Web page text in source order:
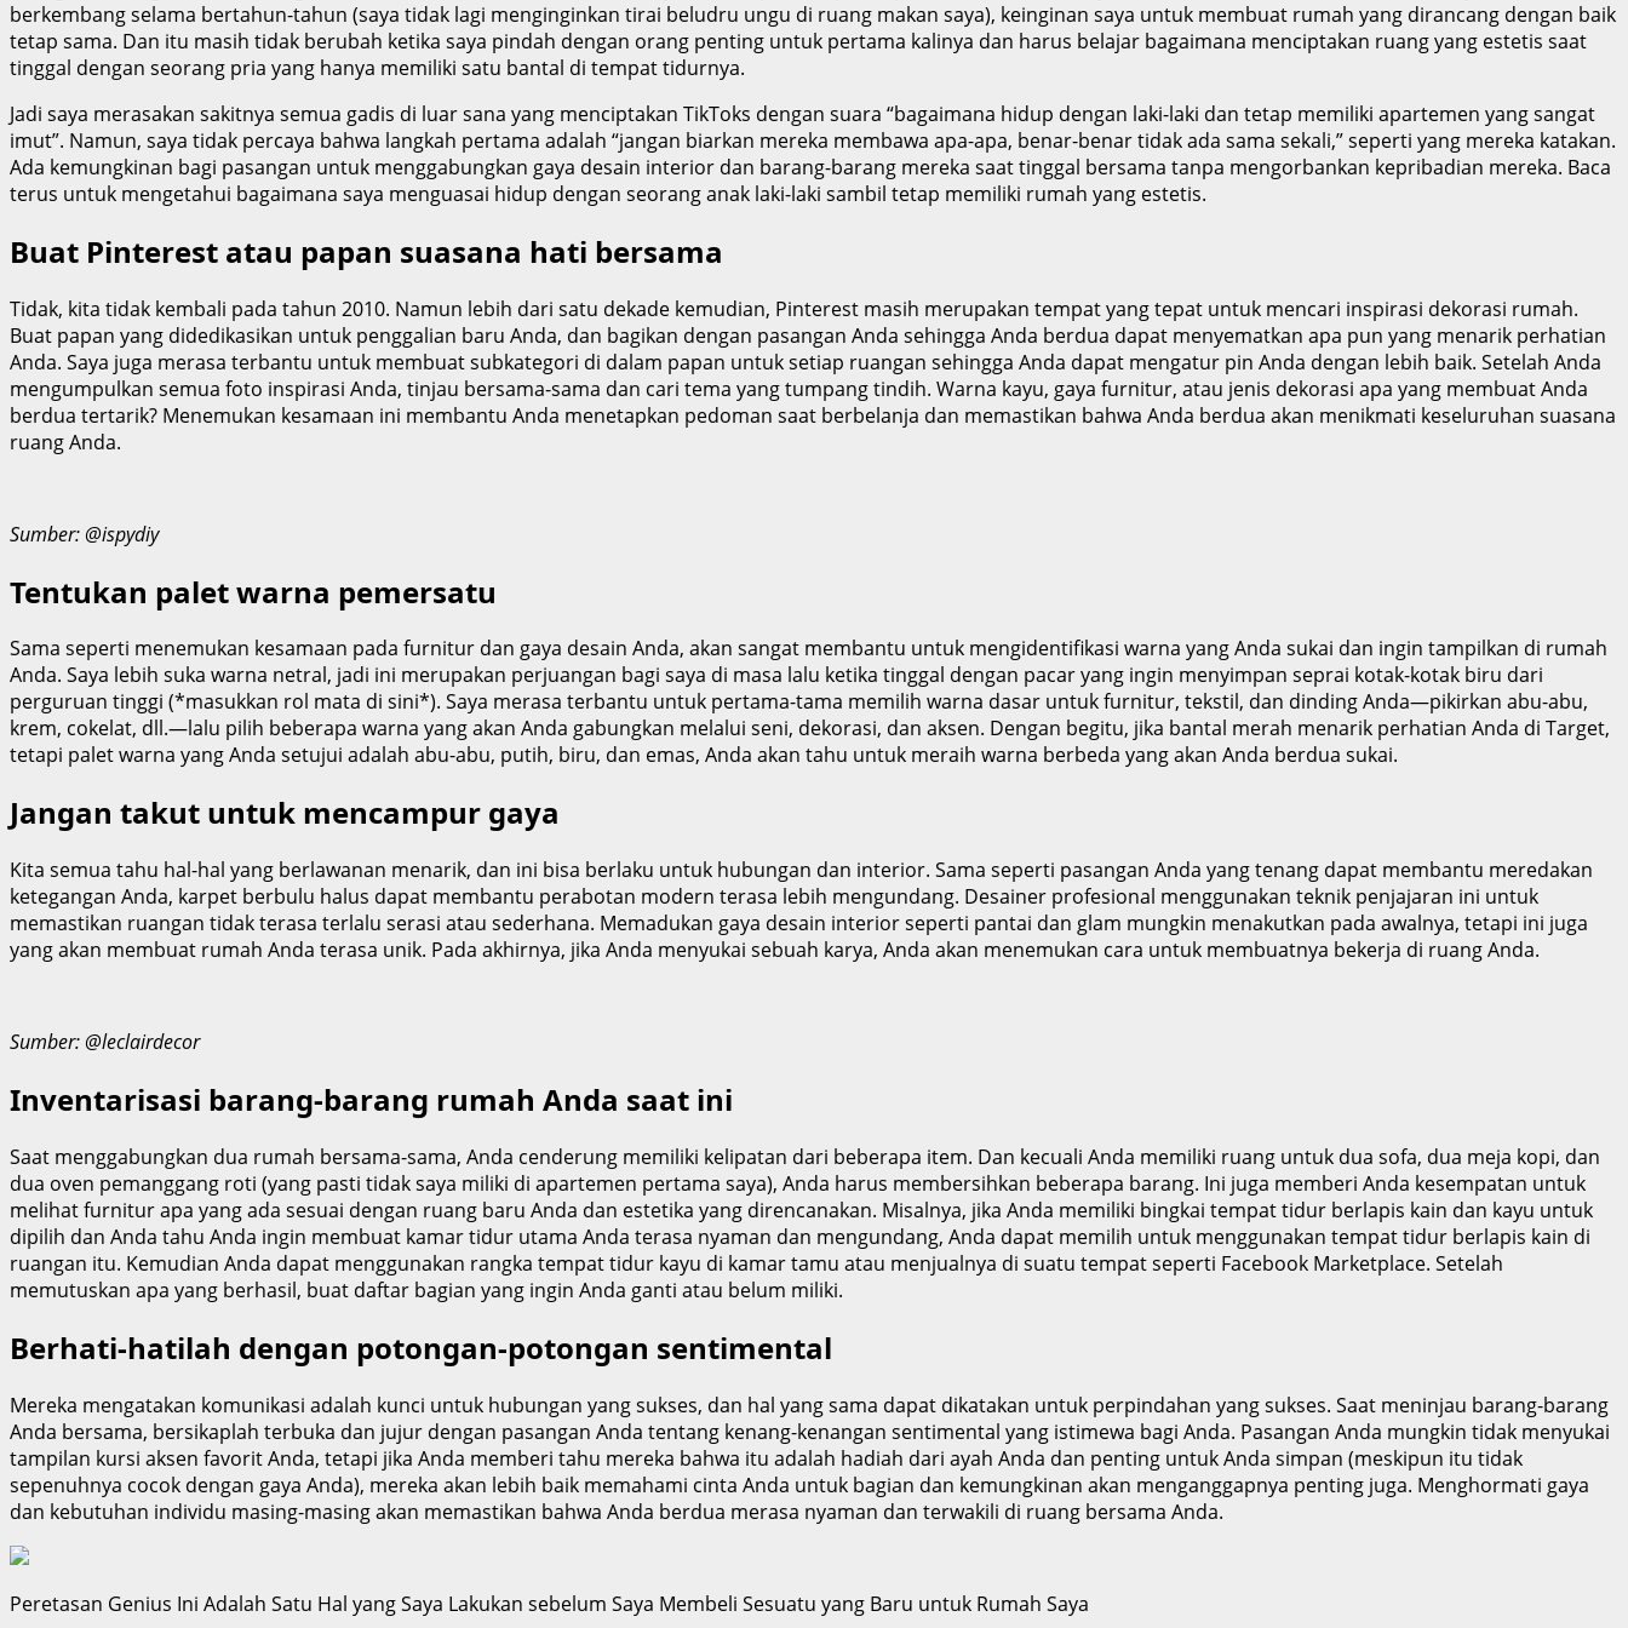
berkembang selama bertahun-tahun (saya tidak lagi menginginkan tirai beludru ungu di ruang makan saya), keinginan saya untuk membuat rumah yang dirancang dengan baik
tetap sama. Dan itu masih tidak berubah ketika saya pindah dengan orang penting untuk pertama kalinya dan harus belajar bagaimana menciptakan ruang yang estetis saat
tinggal dengan seorang pria yang hanya memiliki satu bantal di tempat tidurnya.
Jadi saya merasakan sakitnya semua gadis di luar sana yang menciptakan TikToks dengan suara “bagaimana hidup dengan laki-laki dan tetap memiliki apartemen yang sangat
imut”. Namun, saya tidak percaya bahwa langkah pertama adalah “jangan biarkan mereka membawa apa-apa, benar-benar tidak ada sama sekali,” seperti yang mereka katakan.
Ada kemungkinan bagi pasangan untuk menggabungkan gaya desain interior dan barang-barang mereka saat tinggal bersama tanpa mengorbankan kepribadian mereka. Baca
terus untuk mengetahui bagaimana saya menguasai hidup dengan seorang anak laki-laki sambil tetap memiliki rumah yang estetis.
Buat Pinterest atau papan suasana hati bersama
Tidak, kita tidak kembali pada tahun 2010. Namun lebih dari satu dekade kemudian, Pinterest masih merupakan tempat yang tepat untuk mencari inspirasi dekorasi rumah.
Buat papan yang didedikasikan untuk penggalian baru Anda, dan bagikan dengan pasangan Anda sehingga Anda berdua dapat menyematkan apa pun yang menarik perhatian
Anda. Saya juga merasa terbantu untuk membuat subkategori di dalam papan untuk setiap ruangan sehingga Anda dapat mengatur pin Anda dengan lebih baik. Setelah Anda
mengumpulkan semua foto inspirasi Anda, tinjau bersama-sama dan cari tema yang tumpang tindih. Warna kayu, gaya furnitur, atau jenis dekorasi apa yang membuat Anda
berdua tertarik? Menemukan kesamaan ini membantu Anda menetapkan pedoman saat berbelanja dan memastikan bahwa Anda berdua akan menikmati keseluruhan suasana
ruang Anda.
Sumber: @ispydiy
Tentukan palet warna pemersatu
Sama seperti menemukan kesamaan pada furnitur dan gaya desain Anda, akan sangat membantu untuk mengidentifikasi warna yang Anda sukai dan ingin tampilkan di rumah
Anda. Saya lebih suka warna netral, jadi ini merupakan perjuangan bagi saya di masa lalu ketika tinggal dengan pacar yang ingin menyimpan seprai kotak-kotak biru dari
perguruan tinggi (*masukkan rol mata di sini*). Saya merasa terbantu untuk pertama-tama memilih warna dasar untuk furnitur, tekstil, dan dinding Anda—pikirkan abu-abu,
krem, cokelat, dll.—lalu pilih beberapa warna yang akan Anda gabungkan melalui seni, dekorasi, dan aksen. Dengan begitu, jika bantal merah menarik perhatian Anda di Target,
tetapi palet warna yang Anda setujui adalah abu-abu, putih, biru, dan emas, Anda akan tahu untuk meraih warna berbeda yang akan Anda berdua sukai.
Jangan takut untuk mencampur gaya
Kita semua tahu hal-hal yang berlawanan menarik, dan ini bisa berlaku untuk hubungan dan interior. Sama seperti pasangan Anda yang tenang dapat membantu meredakan
ketegangan Anda, karpet berbulu halus dapat membantu perabotan modern terasa lebih mengundang. Desainer profesional menggunakan teknik penjajaran ini untuk
memastikan ruangan tidak terasa terlalu serasi atau sederhana. Memadukan gaya desain interior seperti pantai dan glam mungkin menakutkan pada awalnya, tetapi ini juga
yang akan membuat rumah Anda terasa unik. Pada akhirnya, jika Anda menyukai sebuah karya, Anda akan menemukan cara untuk membuatnya bekerja di ruang Anda.
Sumber: @leclairdecor
Inventarisasi barang-barang rumah Anda saat ini
Saat menggabungkan dua rumah bersama-sama, Anda cenderung memiliki kelipatan dari beberapa item. Dan kecuali Anda memiliki ruang untuk dua sofa, dua meja kopi, dan
dua oven pemanggang roti (yang pasti tidak saya miliki di apartemen pertama saya), Anda harus membersihkan beberapa barang. Ini juga memberi Anda kesempatan untuk
melihat furnitur apa yang ada sesuai dengan ruang baru Anda dan estetika yang direncanakan. Misalnya, jika Anda memiliki bingkai tempat tidur berlapis kain dan kayu untuk
dipilih dan Anda tahu Anda ingin membuat kamar tidur utama Anda terasa nyaman dan mengundang, Anda dapat memilih untuk menggunakan tempat tidur berlapis kain di
ruangan itu. Kemudian Anda dapat menggunakan rangka tempat tidur kayu di kamar tamu atau menjualnya di suatu tempat seperti Facebook Marketplace. Setelah
memutuskan apa yang berhasil, buat daftar bagian yang ingin Anda ganti atau belum miliki.
Berhati-hatilah dengan potongan-potongan sentimental
Mereka mengatakan komunikasi adalah kunci untuk hubungan yang sukses, dan hal yang sama dapat dikatakan untuk perpindahan yang sukses. Saat meninjau barang-barang
Anda bersama, bersikaplah terbuka dan jujur ​​dengan pasangan Anda tentang kenang-kenangan sentimental yang istimewa bagi Anda. Pasangan Anda mungkin tidak menyukai
tampilan kursi aksen favorit Anda, tetapi jika Anda memberi tahu mereka bahwa itu adalah hadiah dari ayah Anda dan penting untuk Anda simpan (meskipun itu tidak
sepenuhnya cocok dengan gaya Anda), mereka akan lebih baik memahami cinta Anda untuk bagian dan kemungkinan akan menganggapnya penting juga. Menghormati gaya
dan kebutuhan individu masing-masing akan memastikan bahwa Anda berdua merasa nyaman dan terwakili di ruang bersama Anda.
Peretasan Genius Ini Adalah Satu Hal yang Saya Lakukan sebelum Saya Membeli Sesuatu yang Baru untuk Rumah Saya